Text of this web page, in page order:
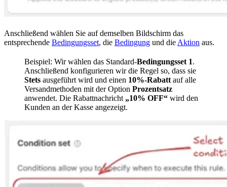
Anschließend wählen Sie auf demselben Bildschirm das
entsprechende Bedingungsset, die Bedingung und die Aktion aus.
Beispiel: Wir wählen das Standard-Bedingungsset 1.
Anschließend konfigurieren wir die Regel so, dass sie
Stets ausgeführt wird und einen 10%-Rabatt auf alle
Versandmethoden mit der Option Prozentsatz
anwendet. Die Rabattnachricht „10% OFF“ wird den
Kunden an der Kasse angezeigt.